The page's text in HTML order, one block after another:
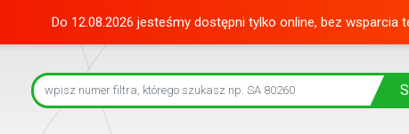
Do 12.08.2026 jesteśmy dostępni tylko online, bez wsparcia